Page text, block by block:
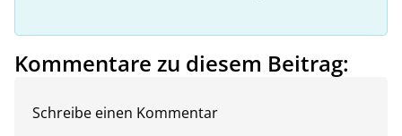
Kommentare zu diesem Beitrag:
Schreibe einen Kommentar